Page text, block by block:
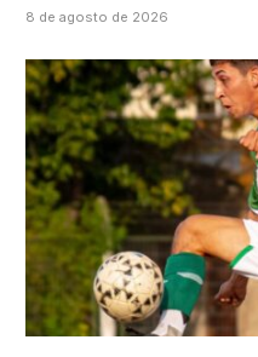
8 de agosto de 2026